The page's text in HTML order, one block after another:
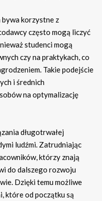
korzystne z
często mogą liczyć
studenci mogą
czy na praktykach, co
Takie podejście
i średnich
na optymalizację
długotrwałej
ludźmi. Zatrudniając
którzy znają
do dalszego rozwoju
Dzięki temu możliwe
które od początku są